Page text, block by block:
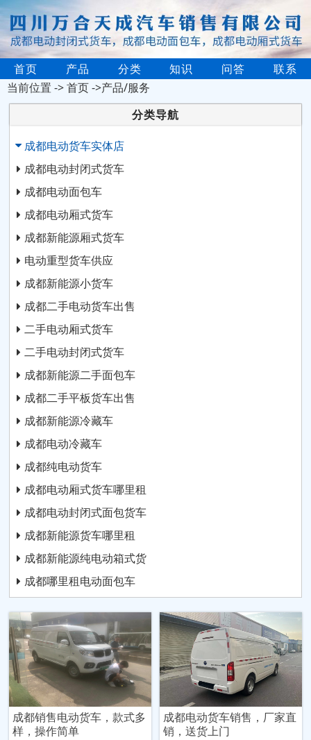
首页 产品 分类 知识 问答
联系
当前位置 ->首页->产品/服务
分类导航
成都电动货车实体店
成都电动封闭式货车
成都电动面包车
成都电动厢式货车
成都新能源厢式货车
电动重型货车供应
成都新能源小货车
成都二手电动货车出售
二手电动厢式货车
二手电动封闭式货车
成都新能源二手面包车
成都二手平板货车出售
成都新能源冷藏车
成都电动冷藏车
成都纯电动货车
成都电动厢式货车哪里租
成都电动封闭式面包货车
成都新能源货车哪里租
成都新能源纯电动箱式货
成都哪里租电动面包车
成都销售电动货车，款式多
样，操作简单
成都电动货车销售，厂家直
销，送货上门